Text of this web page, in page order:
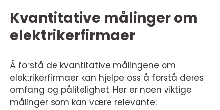
Kvantitative målinger om
elektrikerfirmaer
Å forstå de kvantitative målingene om
elektrikerfirmaer kan hjelpe oss å forstå deres
omfang og pålitelighet. Her er noen viktige
målinger som kan være relevante: